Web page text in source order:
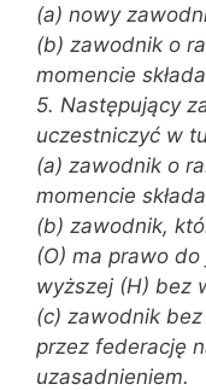
(a) nowy
(b) zawodnik o
momencie
5. Następujący
uczestniczyć w
(a) zawodnik o
momencie
(b) zawodnik,
(O) ma prawo
wyższej (H) bez
(c) zawodnik
przez federację
uzasadnieniem.